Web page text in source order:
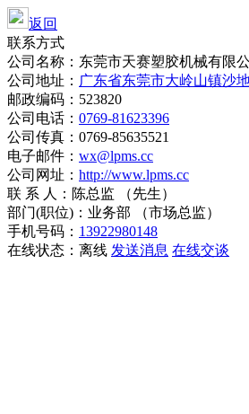
返回
联系方式
公司名称：东莞市天赛塑胶机械有限
公司地址： 广东省东莞市大岭山镇沙
邮政编码：523820
公司电话： 0769-81623396
公司传真：0769-85635521
电子邮件： wx@lpms.cc
公司网址： http://www.lpms.cc
联 系 人：陈总监 （先生）
部门(职位)：业务部 （市场总监）
手机号码： 13922980148
在线状态： 离线 发送消息 在线交谈